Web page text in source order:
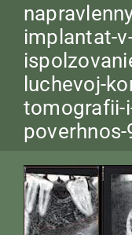
implantat-
luchevoj-
tomografii-